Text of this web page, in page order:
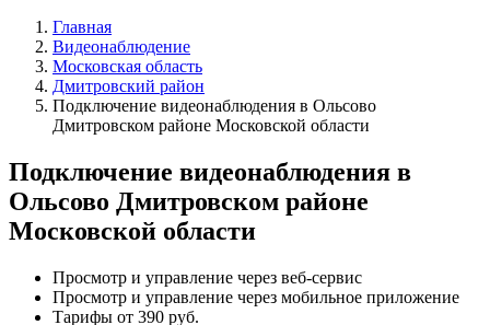
Главная
Видеонаблюдение
Московская область
Дмитровский район
Подключение видеонаблюдения в Ольсово
Дмитровском районе Московской области
Подключение видеонаблюдения в
Ольсово Дмитровском районе
Московской области
Просмотр и управление через веб-сервис
Просмотр и управление через мобильное приложение
Тарифы от 390 руб.